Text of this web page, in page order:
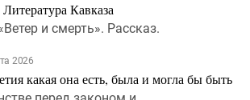
Кавказа
и смерть». Рассказ.
2026
какая она есть, была и могла бы быть